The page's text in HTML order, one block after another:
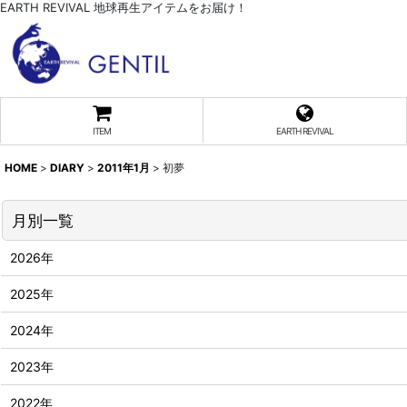
EARTH REVIVAL 地球再生アイテムをお届け！
ITEM EARTH REVIVAL
HOME > DIARY > 2011年1月 > 初夢
月別一覧
2026年
2025年
2024年
2023年
2022年